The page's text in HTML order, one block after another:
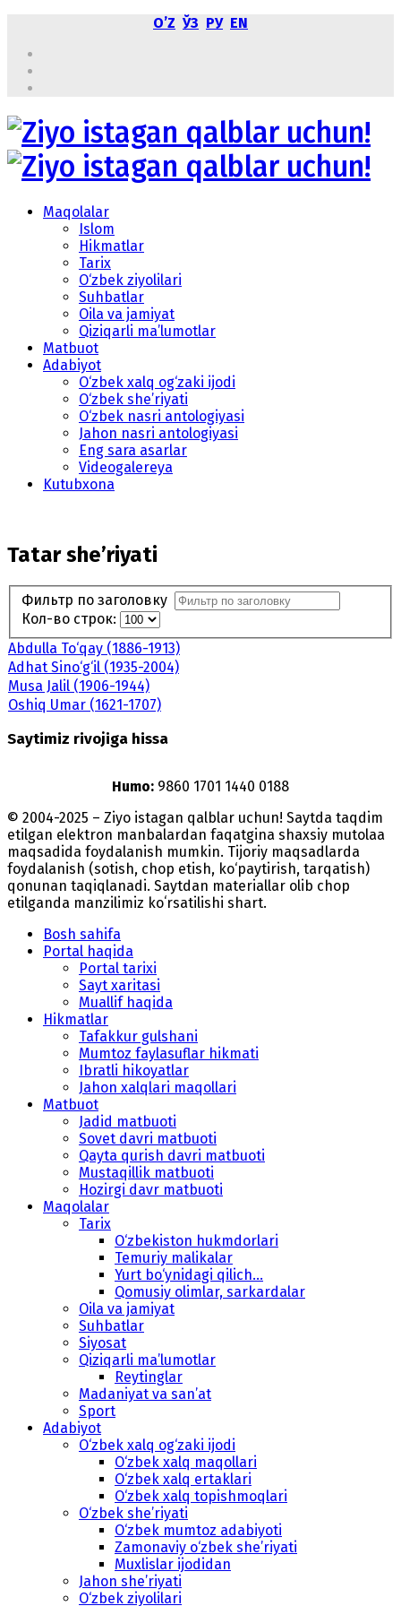
OʼZ ЎЗ РУ EN
Maqolalar
Islom
Hikmatlar
Tarix
O‘zbek ziyolilari
Suhbatlar
Oila va jamiyat
Qiziqarli ma’lumotlar
Matbuot
Adabiyot
O‘zbek xalq og‘zaki ijodi
O‘zbek she’riyati
O‘zbek nasri antologiyasi
Jahon nasri antologiyasi
Eng sara asarlar
Videogalereya
Kutubxona
Tatar she’riyati
Фильтр по заголовку
Кол-во строк:
Abdulla To‘qay (1886-1913)
Adhat Sino‘g‘il (1935-2004)
Musa Jalil (1906-1944)
Oshiq Umar (1621-1707)
Saytimiz rivojiga hissa
Humo: 9860 1701 1440 0188
© 2004-2025 – Ziyo istagan qalblar uchun! Saytda taqdim
etilgan elektron manbalardan faqatgina shaxsiy mutolaa
maqsadida foydalanish mumkin. Tijoriy maqsadlarda
foydalanish (sotish, chop etish, ko‘paytirish, tarqatish)
qonunan taqiqlanadi. Saytdan materiallar olib chop
etilganda manzilimiz koʻrsatilishi shart.
Bosh sahifa
Portal haqida
Portal tarixi
Sayt xaritasi
Muallif haqida
Hikmatlar
Tafakkur gulshani
Mumtoz faylasuflar hikmati
Ibratli hikoyatlar
Jahon xalqlari maqollari
Matbuot
Jadid matbuoti
Sovet davri matbuoti
Qayta qurish davri matbuoti
Mustaqillik matbuoti
Hozirgi davr matbuoti
Maqolalar
Tarix
O‘zbekiston hukmdorlari
Temuriy malikalar
Yurt bo‘ynidagi qilich...
Qomusiy olimlar, sarkardalar
Oila va jamiyat
Suhbatlar
Siyosat
Qiziqarli ma’lumotlar
Reytinglar
Madaniyat va san’at
Sport
Adabiyot
O‘zbek xalq og‘zaki ijodi
O‘zbek xalq maqollari
O‘zbek xalq ertaklari
O‘zbek xalq topishmoqlari
O‘zbek she’riyati
O‘zbek mumtoz adabiyoti
Zamonaviy o‘zbek she’riyati
Muxlislar ijodidan
Jahon she’riyati
O‘zbek ziyolilari